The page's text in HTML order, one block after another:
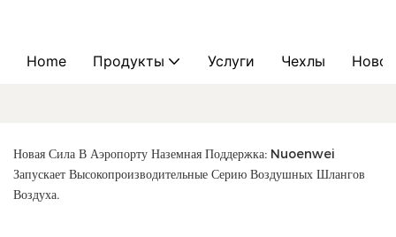
Home Продукты Услуги Чехлы
Новая Сила В Аэропорту Наземная Поддержка: Nuoenwei
Запускает Высокопроизводительные Серию Воздушных Шлангов
Воздуха.